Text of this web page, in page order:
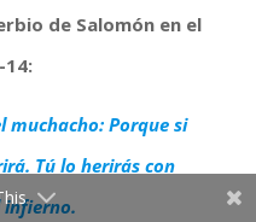
de Salomón en el
muchacho: Porque si
Tú lo herirás con
infierno.